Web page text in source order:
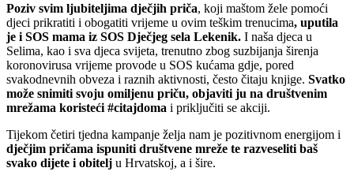
Poziv svim ljubiteljima dječjih priča, koji maštom žele pomoći
djeci prikratiti i obogatiti vrijeme u ovim teškim trenucima, uputila
je i SOS mama iz SOS Dječjeg sela Lekenik. I naša djeca u
Selima, kao i sva djeca svijeta, trenutno zbog suzbijanja širenja
koronovirusa vrijeme provode u SOS kućama gdje, pored
svakodnevnih obveza i raznih aktivnosti, često čitaju knjige. Svatko
može snimiti svoju omiljenu priču, objaviti ju na društvenim
mrežama koristeći #citajdoma i priključiti se akciji.
Tijekom četiri tjedna kampanje želja nam je pozitivnom energijom i
dječjim pričama ispuniti društvene mreže te razveseliti baš
svako dijete i obitelj u Hrvatskoj, a i šire.